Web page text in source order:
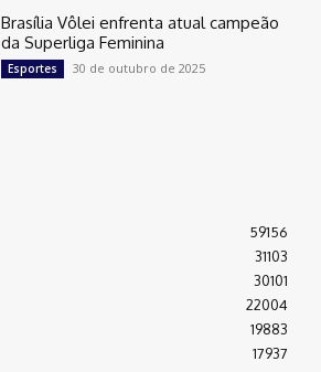
Brasília Vôlei enfrenta atual campeão
da Superliga Feminina
Esportes 30 de outubro de 2025
59156
31103
30101
22004
19883
17937